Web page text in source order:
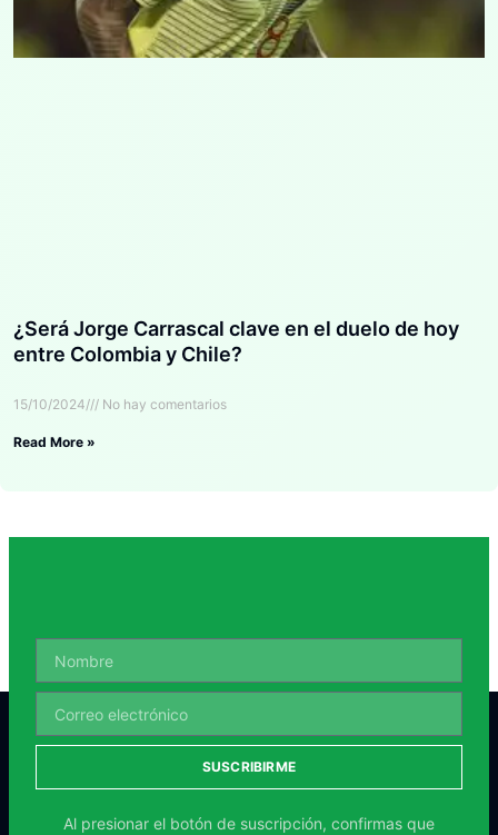
¿Será Jorge Carrascal clave en el duelo de hoy
entre Colombia y Chile?
15/10/2024 No hay comentarios
Read More »
SUSCRIBIRME
Al presionar el botón de suscripción, confirmas que